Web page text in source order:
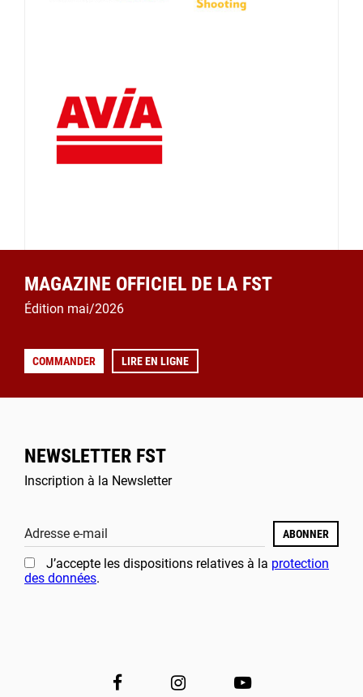
MAGAZINE OFFICIEL DE LA FST
Édition mai/2026
COMMANDER LIRE EN LIGNE
NEWSLETTER FST
Inscription à la Newsletter
Adresse e-mail ABONNER
J’accepte les dispositions relatives à la protection
des données.